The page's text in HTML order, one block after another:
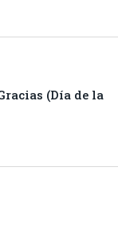
(Día de la